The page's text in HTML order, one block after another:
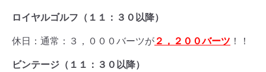
ロイヤルゴルフ（１１：３０以降）
休日：通常：３，０００バーツが ２，２００バーツ ！！
ビンテージ（１１：３０以降）